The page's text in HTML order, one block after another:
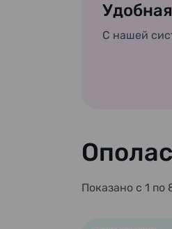
С нашей
Показано с 1 по